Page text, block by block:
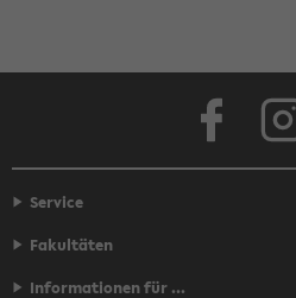
Face­book
Service
Fakultäten
Informationen für ...